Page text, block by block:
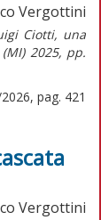
Vergottini
Ciotti, una
2025, pp.
pag. 421
Vergottini